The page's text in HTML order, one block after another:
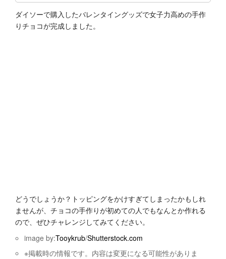
ダイソーで購入したバレンタイングッズで女子力高めの手作
りチョコが完成しました。
どうでしょうか？トッピングをかけすぎてしまったかもしれ
ませんが、チョコの手作りが初めての人でもなんとか作れる
ので、ぜひチャレンジしてみてください。
image by:Tooykrub/Shutterstock.com
※掲載時の情報です。内容は変更になる可能性がありま